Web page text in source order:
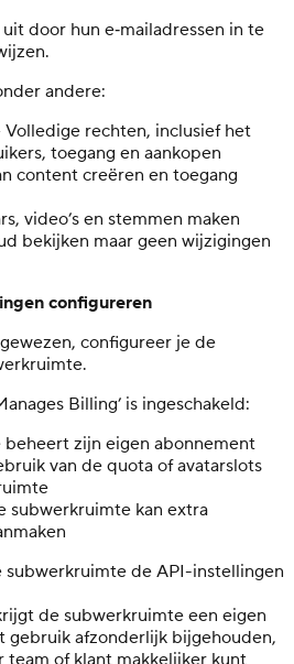
door hun e‑mailadressen in te
andere:
Volledige rechten, inclusief het
toegang en aankopen
content creëren en toegang
video’s en stemmen maken
bekijken maar geen wijzigingen
configureren
configureer je de
Billing’ is ingeschakeld:
zijn eigen abonnement
van de quota of avatarslots
subwerkruimte kan extra
subwerkruimte de API-instellingen
de subwerkruimte een eigen
gebruik afzonderlijk bijgehouden,
of klant makkelijker kunt